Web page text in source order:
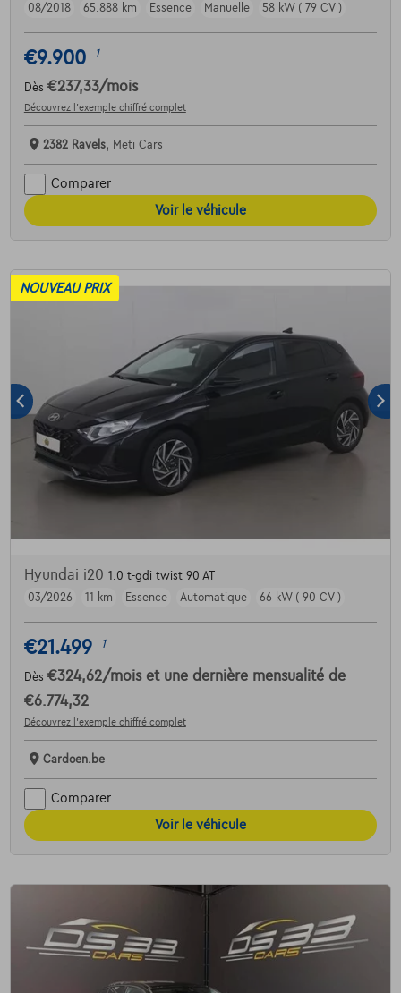
08/2018
65.888 km Essence Manuelle 58 kW ( 79 CV )
€9.900 1
Dès €237,33/mois
Découvrez l’exemple chiffré complet
2382 Ravels, Meti Cars
Comparer
Voir le véhicule
NOUVEAU PRIX
Hyundai i20 1.0 t-gdi twist 90 AT
03/2026
11 km Essence Automatique 66 kW ( 90 CV )
€21.499 1
Dès €324,62/mois et une dernière mensualité de
€6.774,32
Découvrez l’exemple chiffré complet
Cardoen.be
Comparer
Voir le véhicule